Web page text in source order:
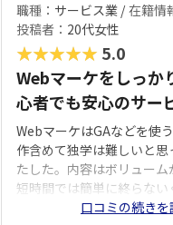
職種： サービス業 / 在籍情
投稿者： 20代女性
★★★★★ 5.0
Webマーケをしっか
心者でも安心のサー
WebマーケはGAなどを使
作含めて独学は難しいと思
たした。内容はボリューム
短時間では簡単に終らない
口コミの続きを